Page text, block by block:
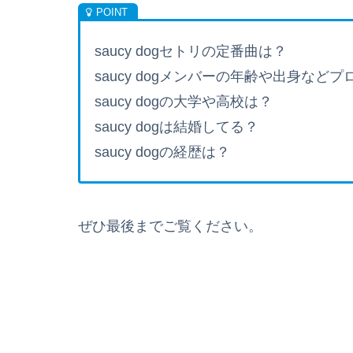
saucy dogセトリの定番曲は？
saucy dogメンバーの年齢や出身などプ
saucy dogの大学や高校は？
saucy dogは結婚してる？
saucy dogの経歴は？
ぜひ最後までご覧ください。